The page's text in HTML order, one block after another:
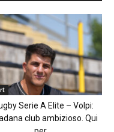
Serie A Elite – Volpi:
club ambizioso. Qui